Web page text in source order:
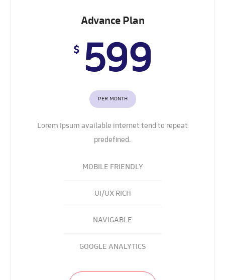
Advance Plan
$ 599
PER MONTH
Lorem Ipsum available internet tend to repeat
predefined.
MOBILE FRIENDLY
UI/UX RICH
NAVIGABLE
GOOGLE ANALYTICS